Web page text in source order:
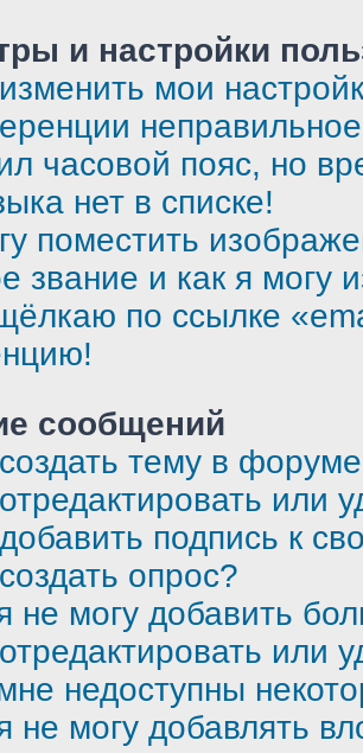
и настройки
мои
часовой пояс, но
нет в списке!
поместить
звание и как я могу
по ссылке
сообщений
тему в
или
подпись к
опрос?
не могу добавить
или
недоступны
не могу добавлять